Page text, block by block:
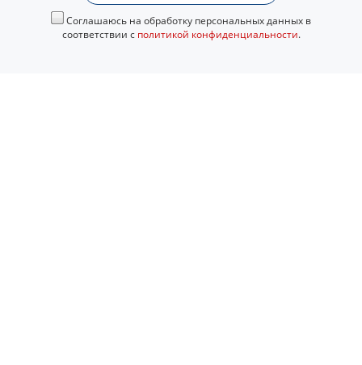
Соглашаюсь на обработку персональных данных в
соответствии с политикой конфиденциальности.